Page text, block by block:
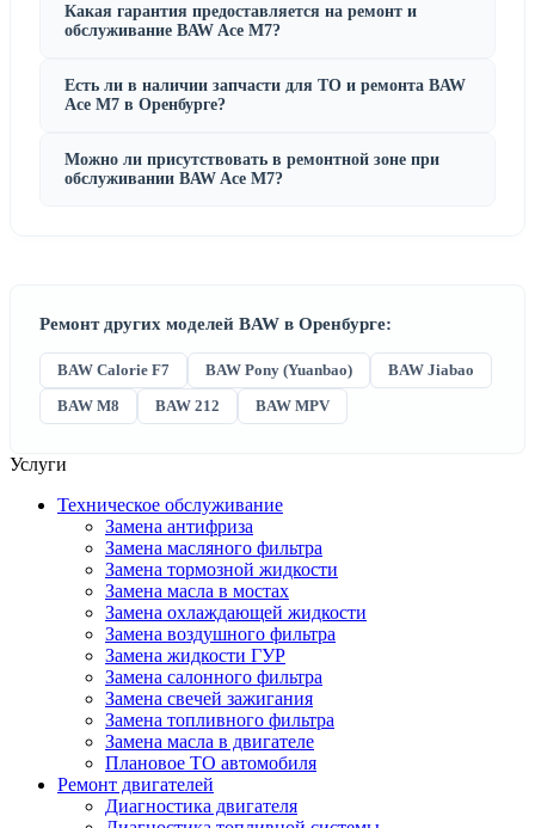
Какая гарантия предоставляется на ремонт и
обслуживание BAW Ace M7?
Есть ли в наличии запчасти для ТО и ремонта BAW
Ace M7 в Оренбурге?
Можно ли присутствовать в ремонтной зоне при
обслуживании BAW Ace M7?
Ремонт других моделей BAW в Оренбурге:
BAW Calorie F7 BAW Pony (Yuanbao)
BAW Jiabao
BAW M8
BAW 212 BAW MPV
Услуги
Техническое обслуживание
Замена антифриза
Замена масляного фильтра
Замена тормозной жидкости
Замена масла в мостах
Замена охлаждающей жидкости
Замена воздушного фильтра
Замена жидкости ГУР
Замена салонного фильтра
Замена свечей зажигания
Замена топливного фильтра
Замена масла в двигателе
Плановое ТО автомобиля
Ремонт двигателей
Диагностика двигателя